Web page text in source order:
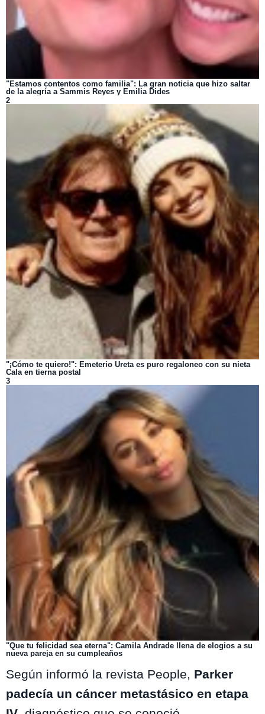
"Estamos contentos como familia": La gran noticia que hizo saltar
de la alegría a Sammis Reyes y Emilia Dides
2
"¡Cómo te quiero!": Emeterio Ureta es puro regaloneo con su nieta
Cala en tierna postal
3
"Que tu felicidad sea eterna": Camila Andrade llena de elogios a su
nueva pareja en su cumpleaños
Según informó la revista People, Parker
padecía un cáncer metastásico en etapa